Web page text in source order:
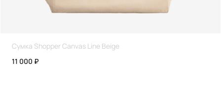
Сумка Shopper Canvas Line Beige
11 000 ₽